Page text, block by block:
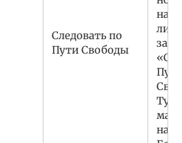
Следовать по
Пути Свободы